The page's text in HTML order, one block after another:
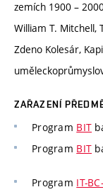
zemích 1900 –
William T. Mitchell,
Zdeno Kolesár,
ZAŘAZENÍ
Program BIT
Program BIT
Program IT-